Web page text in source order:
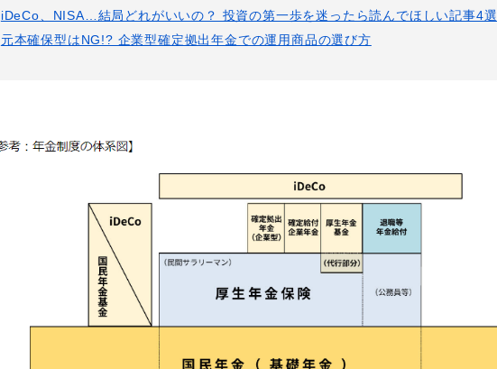
iDeCo、NISA…結局どれがいいの？ 投資の第一歩を迷ったら読んでほしい記事4選
元本確保型はNG!? 企業型確定拠出年金での運用商品の選び方